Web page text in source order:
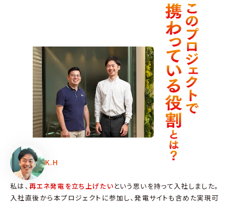
K.H
私は、再エネ発電を立ち上げたい という思いを持って入社しました。
入社直後から本プロジェクトに参加し、発電サイトも含めた実現可